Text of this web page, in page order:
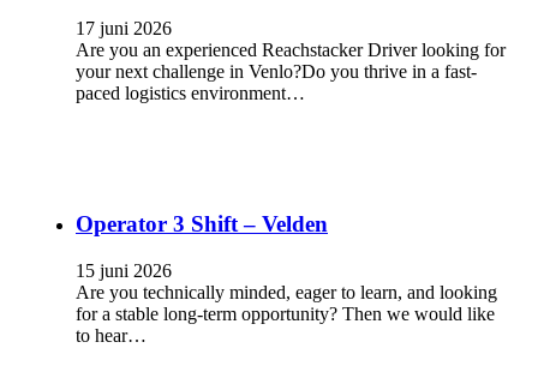
17 juni 2026
Are you an experienced Reachstacker Driver looking for
your next challenge in Venlo?Do you thrive in a fast-
paced logistics environment…
Operator 3 Shift – Velden
15 juni 2026
Are you technically minded, eager to learn, and looking
for a stable long-term opportunity? Then we would like
to hear…